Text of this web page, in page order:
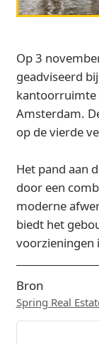
Op 3
geadviseerd
kantoorruimte
Amsterdam.
op de vierde
Het pand aan
door een
moderne
biedt het
voorzieningen
Bron
Spring Real